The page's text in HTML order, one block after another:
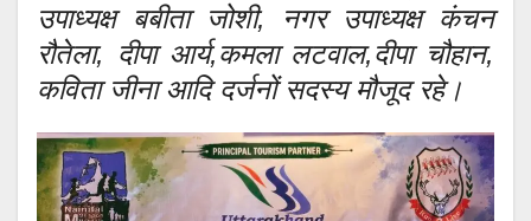
उपाध्यक्ष बबीता जोशी, नगर उपाध्यक्ष कंचन
रौतेला, दीपा आर्य,कमला लटवाल,दीपा चौहान,
कविता जीना आदि दर्जनों सदस्य मौजूद रहे।